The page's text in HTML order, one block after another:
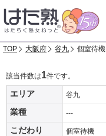
TOP 大阪府 谷九 個室待機
該当件数は1件です。
エリア 谷九
業種 ---
こだわり 個室待機